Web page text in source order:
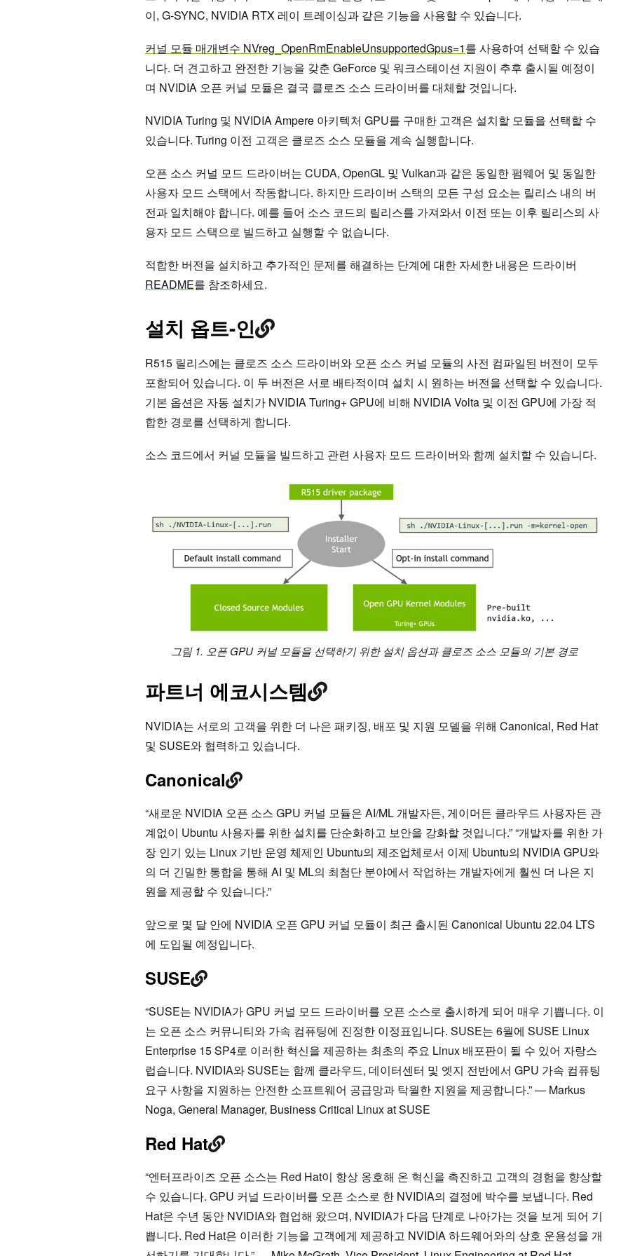
이, G-SYNC, NVIDIA RTX 레이 트레이싱과 같은 기능을 사용할 수 있습니다.
커널 모듈 매개변수 NVreg_OpenRmEnableUnsupportedGpus=1를 사용하여 선택할 수 있습
니다. 더 견고하고 완전한 기능을 갖춘 GeForce 및 워크스테이션 지원이 추후 출시될 예정이
며 NVIDIA 오픈 커널 모듈은 결국 클로즈 소스 드라이버를 대체할 것입니다.
NVIDIA Turing 및 NVIDIA Ampere 아키텍처 GPU를 구매한 고객은 설치할 모듈을 선택할 수
있습니다. Turing 이전 고객은 클로즈 소스 모듈을 계속 실행합니다.
오픈 소스 커널 모드 드라이버는 CUDA, OpenGL 및 Vulkan과 같은 동일한 펌웨어 및 동일한
사용자 모드 스택에서 작동합니다. 하지만 드라이버 스택의 모든 구성 요소는 릴리스 내의 버
전과 일치해야 합니다. 예를 들어 소스 코드의 릴리스를 가져와서 이전 또는 이후 릴리스의 사
용자 모드 스택으로 빌드하고 실행할 수 없습니다.
적합한 버전을 설치하고 추가적인 문제를 해결하는 단계에 대한 자세한 내용은 드라이버
README를 참조하세요.
설치 옵트-인
R515 릴리스에는 클로즈 소스 드라이버와 오픈 소스 커널 모듈의 사전 컴파일된 버전이 모두
포함되어 있습니다. 이 두 버전은 서로 배타적이며 설치 시 원하는 버전을 선택할 수 있습니다.
기본 옵션은 자동 설치가 NVIDIA Turing+ GPU에 비해 NVIDIA Volta 및 이전 GPU에 가장 적
합한 경로를 선택하게 합니다.
소스 코드에서 커널 모듈을 빌드하고 관련 사용자 모드 드라이버와 함께 설치할 수 있습니다.
그림 1. 오픈 GPU 커널 모듈을 선택하기 위한 설치 옵션과 클로즈 소스 모듈의 기본 경로
파트너 에코시스템
NVIDIA는 서로의 고객을 위한 더 나은 패키징, 배포 및 지원 모델을 위해 Canonical, Red Hat
및 SUSE와 협력하고 있습니다.
Canonical
“새로운 NVIDIA 오픈 소스 GPU 커널 모듈은 AI/ML 개발자든, 게이머든 클라우드 사용자든 관
계없이 Ubuntu 사용자를 위한 설치를 단순화하고 보안을 강화할 것입니다.” “개발자를 위한 가
장 인기 있는 Linux 기반 운영 체제인 Ubuntu의 제조업체로서 이제 Ubuntu의 NVIDIA GPU와
의 더 긴밀한 통합을 통해 AI 및 ML의 최첨단 분야에서 작업하는 개발자에게 훨씬 더 나은 지
원을 제공할 수 있습니다.”
앞으로 몇 달 안에 NVIDIA 오픈 GPU 커널 모듈이 최근 출시된 Canonical Ubuntu 22.04 LTS
에 도입될 예정입니다.
SUSE
“SUSE는 NVIDIA가 GPU 커널 모드 드라이버를 오픈 소스로 출시하게 되어 매우 기쁩니다. 이
는 오픈 소스 커뮤니티와 가속 컴퓨팅에 진정한 이정표입니다. SUSE는 6월에 SUSE Linux
Enterprise 15 SP4로 이러한 혁신을 제공하는 최초의 주요 Linux 배포판이 될 수 있어 자랑스
럽습니다. NVIDIA와 SUSE는 함께 클라우드, 데이터센터 및 엣지 전반에서 GPU 가속 컴퓨팅
요구 사항을 지원하는 안전한 소프트웨어 공급망과 탁월한 지원을 제공합니다.” — Markus
Noga, General Manager, Business Critical Linux at SUSE
Red Hat
“엔터프라이즈 오픈 소스는 Red Hat이 항상 옹호해 온 혁신을 촉진하고 고객의 경험을 향상할
수 있습니다. GPU 커널 드라이버를 오픈 소스로 한 NVIDIA의 결정에 박수를 보냅니다. Red
Hat은 수년 동안 NVIDIA와 협업해 왔으며, NVIDIA가 다음 단계로 나아가는 것을 보게 되어 기
쁩니다. Red Hat은 이러한 기능을 고객에게 제공하고 NVIDIA 하드웨어와의 상호 운용성을 개